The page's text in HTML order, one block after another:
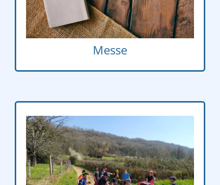
Messe
Cardio training : vendredi 12h30 13h25
Basket : jeudi 12h05 13h00
Badminton : mercredi 12h330 14h et jeudi